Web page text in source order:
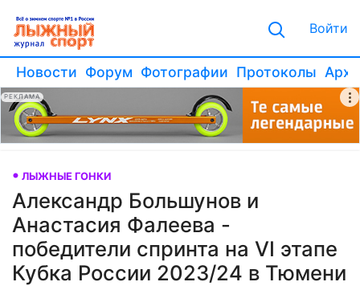
Войти
Новости Форум Фотографии Протоколы
РЕКЛАМА
ЛЫЖНЫЕ ГОНКИ
Александр Большунов и
Анастасия Фалеева -
победители спринта на VI этапе
Кубка России 2023/24 в Тюмени